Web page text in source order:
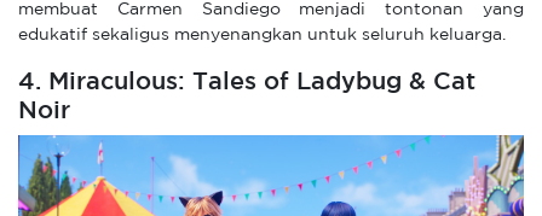
membuat Carmen Sandiego menjadi tontonan yang
edukatif sekaligus menyenangkan untuk seluruh keluarga.
4. Miraculous: Tales of Ladybug & Cat
Noir